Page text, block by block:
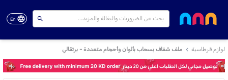
En
لوازم قرطاسية ملف شفاف بسحاب بألوان وأحجام متعددة - برتقالي